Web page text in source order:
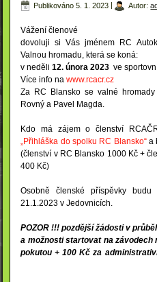
Publikováno 5. 1. 2023 Autor:
Vážení členové
dovoluji si Vás jménem RC
Valnou hromadu, která se koná:
v neděli12. února 2023 ve
Více info nawww.rcacr.cz
Za RC Blansko se valné
Rovný a Pavel Magda.
Kdo má zájem o členství
„Přihláška do spolku RC Blansko“a
(členství v RC Blansko 1000 Kč +
400 Kč)
Osobně členské příspěvky
21.1.2023 v Jedovnicích.
POZOR !!! pozdější žádosti v
a možnosti startovat na
pokutou + 100 Kč za